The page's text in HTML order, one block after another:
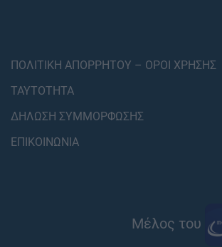
ΠΟΛΙΤΙΚΗ ΑΠΟΡΡΗΤΟΥ – ΟΡΟΙ ΧΡΗΣΗΣ
ΤΑΥΤΟΤΗΤΑ
ΔΗΛΩΣΗ ΣΥΜΜΟΡΦΩΣΗΣ
ΕΠΙΚΟΙΝΩΝΙΑ
Μέλος του